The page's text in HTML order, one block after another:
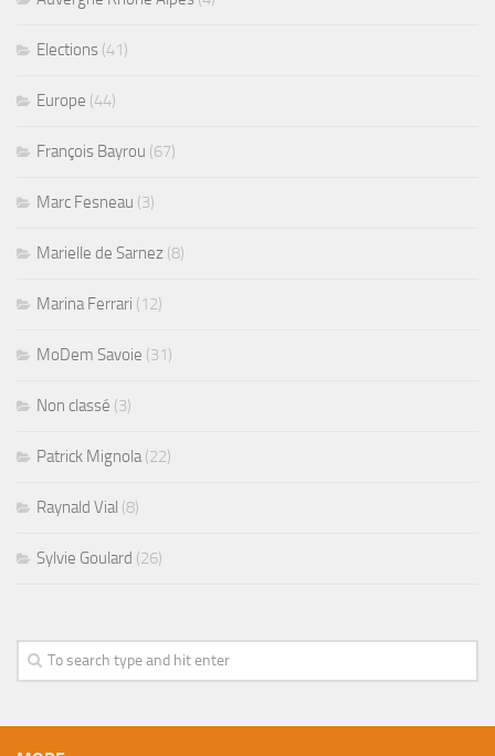
Elections (41)
Europe (44)
François Bayrou (67)
Marc Fesneau (3)
Marielle de Sarnez (8)
Marina Ferrari (12)
MoDem Savoie (31)
Non classé (3)
Patrick Mignola(22)
Raynald Vial (8)
Sylvie Goulard (26)